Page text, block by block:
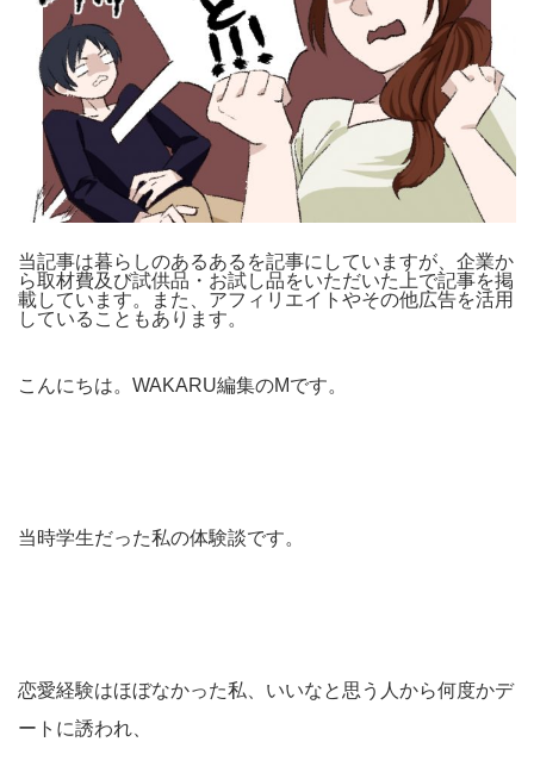
当記事は暮らしのあるあるを記事にしていますが、企業か
ら取材費及び試供品・お試し品をいただいた上で記事を掲
載しています。また、アフィリエイトやその他広告を活用
していることもあります。
こんにちは。WAKARU編集のMです。
当時学生だった私の体験談です。
恋愛経験はほぼなかった私、いいなと思う人から何度かデ
ートに誘われ、